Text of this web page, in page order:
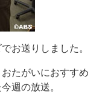
お送りしました。
たがいにおすすめ
週の放送。